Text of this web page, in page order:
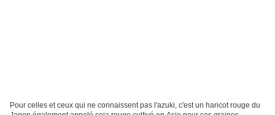
Pour celles et ceux qui ne connaissent pas l'azuki, c'est un haricot rouge du